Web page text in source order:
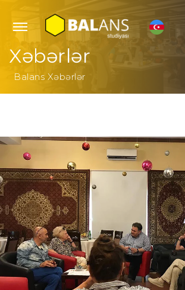
Xəbərlər
Balans Xəbərlər